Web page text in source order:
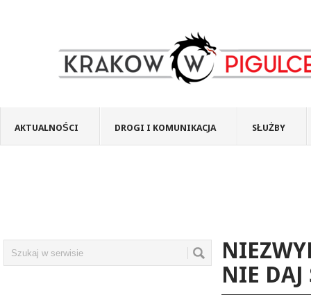
AKTUALNOŚCI DROGI I KOMUNIKACJA SŁUŻBY
NIE